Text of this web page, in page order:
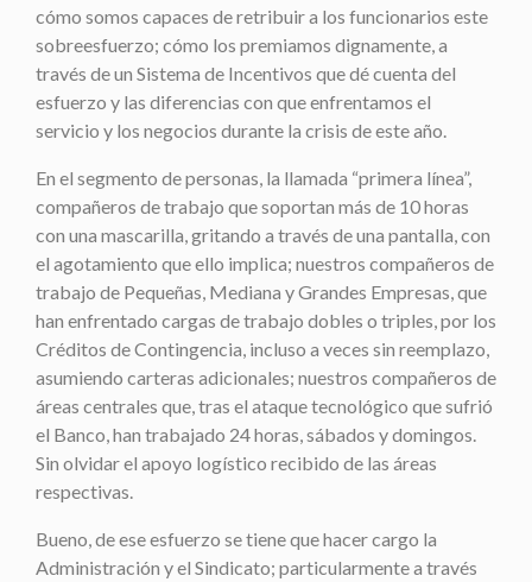
cómo somos capaces de retribuir a los funcionarios este
sobreesfuerzo; cómo los premiamos dignamente, a
través de un Sistema de Incentivos que dé cuenta del
esfuerzo y las diferencias con que enfrentamos el
servicio y los negocios durante la crisis de este año.
En el segmento de personas, la llamada “primera línea”,
compañeros de trabajo que soportan más de 10 horas
con una mascarilla, gritando a través de una pantalla, con
el agotamiento que ello implica; nuestros compañeros de
trabajo de Pequeñas, Mediana y Grandes Empresas, que
han enfrentado cargas de trabajo dobles o triples, por los
Créditos de Contingencia, incluso a veces sin reemplazo,
asumiendo carteras adicionales; nuestros compañeros de
áreas centrales que, tras el ataque tecnológico que sufrió
el Banco, han trabajado 24 horas, sábados y domingos.
Sin olvidar el apoyo logístico recibido de las áreas
respectivas.
Bueno, de ese esfuerzo se tiene que hacer cargo la
Administración y el Sindicato; particularmente a través